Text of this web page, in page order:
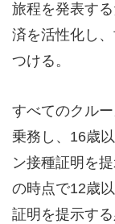
旅程を発表す
済を活性化し
つける。
すべてのクル
乗務し、16歳
ン接種証明を
の時点で12歳
証明を提示する